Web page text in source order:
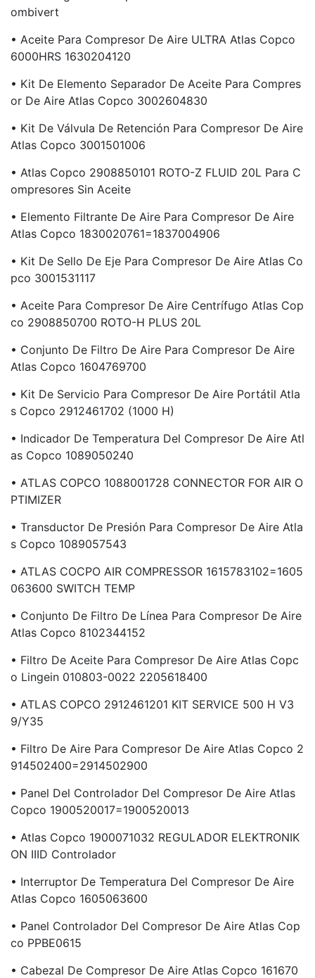
Ombivert
• Aceite Para Compresor De Aire ULTRA Atlas Copco
6000HRS 1630204120
• Kit De Elemento Separador De Aceite Para Compres
Or De Aire Atlas Copco 3002604830
• Kit De Válvula De Retención Para Compresor De Aire
Atlas Copco 3001501006
• Atlas Copco 2908850101 ROTO-Z FLUID 20L Para C
Ompresores Sin Aceite
• Elemento Filtrante De Aire Para Compresor De Aire
Atlas Copco 1830020761=1837004906
• Kit De Sello De Eje Para Compresor De Aire Atlas Co
Pco 3001531117
• Aceite Para Compresor De Aire Centrífugo Atlas Cop
Co 2908850700 ROTO-H PLUS 20L
• Conjunto De Filtro De Aire Para Compresor De Aire
Atlas Copco 1604769700
• Kit De Servicio Para Compresor De Aire Portátil Atla
S Copco 2912461702 (1000 H)
• Indicador De Temperatura Del Compresor De Aire Atl
As Copco 1089050240
• ATLAS COPCO 1088001728 CONNECTOR FOR AIR O
PTIMIZER
• Transductor De Presión Para Compresor De Aire Atla
S Copco 1089057543
• ATLAS COCPO AIR COMPRESSOR 1615783102=1605
063600 SWITCH TEMP
• Conjunto De Filtro De Línea Para Compresor De Aire
Atlas Copco 8102344152
• Filtro De Aceite Para Compresor De Aire Atlas Copc
O Lingein 010803-0022 2205618400
• ATLAS COPCO 2912461201 KIT SERVICE 500 H V3
9/Y35
• Filtro De Aire Para Compresor De Aire Atlas Copco 2
914502400=2914502900
• Panel Del Controlador Del Compresor De Aire Atlas
Copco 1900520017=1900520013
• Atlas Copco 1900071032 REGULADOR ELEKTRONIK
ON IIID Controlador
• Interruptor De Temperatura Del Compresor De Aire
Atlas Copco 1605063600
• Panel Controlador Del Compresor De Aire Atlas Cop
Co PPBE0615
• Cabezal De Compresor De Aire Atlas Copco 161670